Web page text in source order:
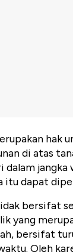
hak
di atas
dalam
itu dapat
bersifat
yang
bersifat
Oleh